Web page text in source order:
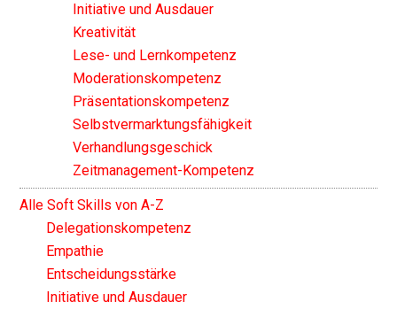
Initiative und Ausdauer
Kreativität
Lese- und Lernkompetenz
Moderationskompetenz
Präsentationskompetenz
Selbstvermarktungsfähigkeit
Verhandlungsgeschick
Zeitmanagement-Kompetenz
Alle Soft Skills von A-Z
Delegationskompetenz
Empathie
Entscheidungsstärke
Initiative und Ausdauer